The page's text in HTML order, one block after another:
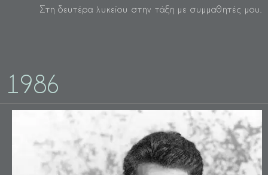
Στη δευτέρα λυκείου στην τάξη με συμμαθητές μου.
1986